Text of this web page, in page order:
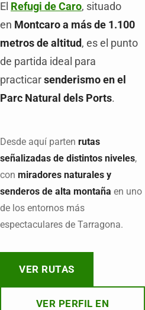
El Refugi de Caro, situado
en Montcaro a más de 1.100
metros de altitud , es el punto
de partida ideal para
practicar senderismo en el
Parc Natural dels Ports.
Desde aquí parten rutas
señalizadas de distintos niveles,
con miradores naturales y
senderos de alta montaña en uno
de los entornos más
espectaculares de Tarragona.
VER RUTAS
VER PERFIL EN